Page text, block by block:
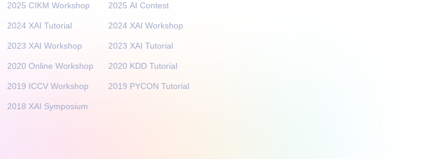
2025 CIKM Workshop 2025 AI Contest
2024 XAI Tutorial 2024 XAI Workshop
2023 XAI Workshop 2023 XAI Tutorial
2020 Online Workshop 2020 KDD Tutorial
2019 ICCV Workshop 2019 PYCON Tutorial
2018 XAI Symposium